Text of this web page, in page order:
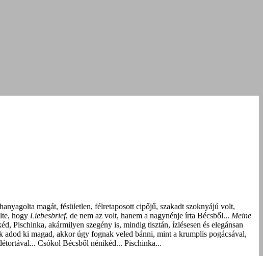
magát, fésületlen, félretaposott cipőjű, szakadt szoknyájú volt,
hogy Liebesbrief, de nem az volt, hanem a nagynénje írta Bécsből... Meine
Pischinka, akármilyen szegény is, mindig tisztán, ízlésesen és elegánsan
ki magad, akkor úgy fognak veled bánni, mint a krumplis pogácsával,
Csókol Bécsből nénikéd... Pischinka...